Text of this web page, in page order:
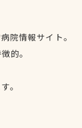
院情報サイト。
的。
。